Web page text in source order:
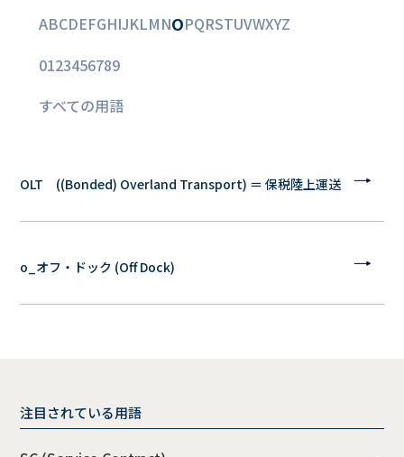
ABCDEFGHIJKLMNOPQRSTUVWXYZ
0123456789
すべての用語
OLT ((Bonded) Overland Transport) ＝ 保税陸上運送
o_オフ・ドック (Off Dock)
注目されている用語